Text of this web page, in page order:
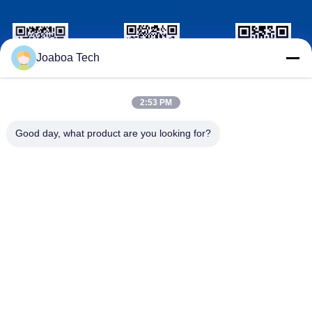
Skontaktuj się z nami
Joaboa Tech
2:53 PM
Good day, what product are you looking for?